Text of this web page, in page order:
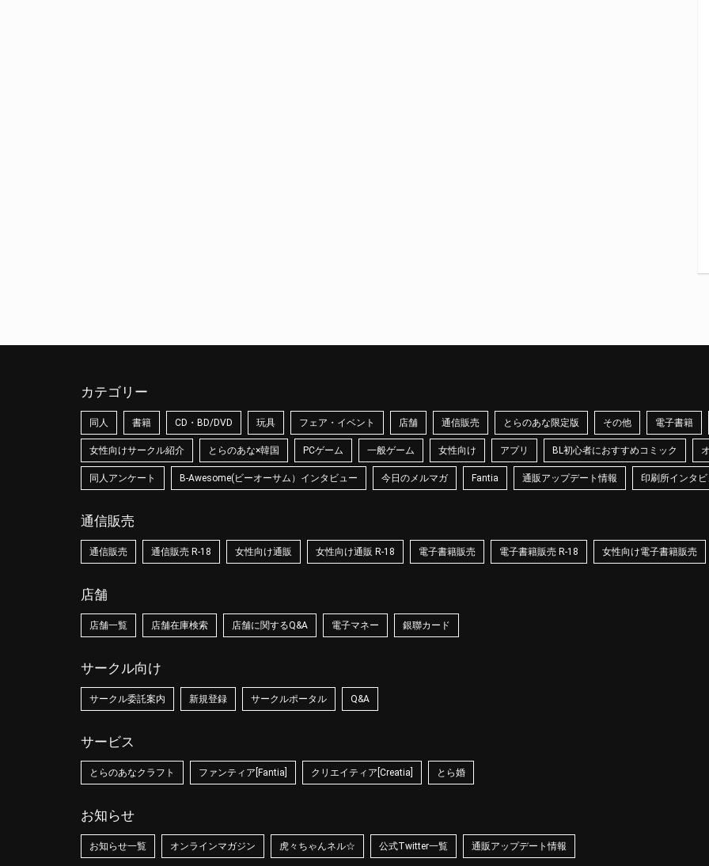
カテゴリー
同人 書籍 CD・BD/DVD 玩具 フェア・イベント 店舗 通信販売 とらのあな限定版 その他 電子書籍
女性向けサークル紹介 とらのあな×韓国 PCゲーム 一般ゲーム 女性向け アプリ BL初心者におすすめコミック
同人アンケート B-Awesome(ビーオーサム）インタビュー 今日のメルマガ Fantia 通販アップデート情報 印刷所インタ
通信販売
通信販売 通信販売 R-18 女性向け通販 女性向け通販 R-18 電子書籍販売 電子書籍販売 R-18 女性向け電子書籍販売
店舗
店舗一覧 店舗在庫検索 店舗に関するQ&A 電子マネー 銀聯カード
サークル向け
サークル委託案内 新規登録 サークルポータル Q&A
サービス
とらのあなクラフト ファンティア[Fantia] クリエイティア[Creatia] とら婚
お知らせ
お知らせ一覧 オンラインマガジン 虎々ちゃんネル☆ 公式Twitter一覧 通販アップデート情報